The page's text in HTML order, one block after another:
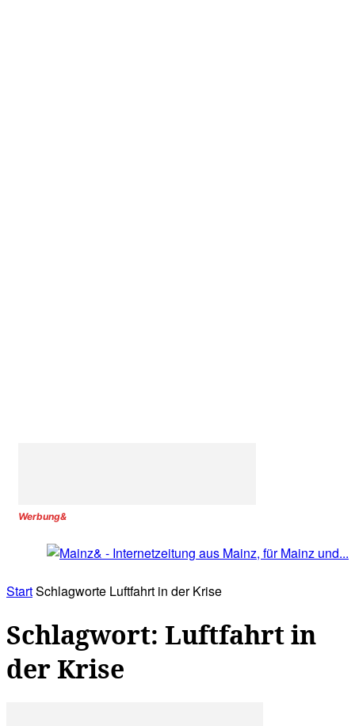
Werbung&
StartSchlagworte Luftfahrt in der Krise
Schlagwort: Luftfahrt in
der Krise